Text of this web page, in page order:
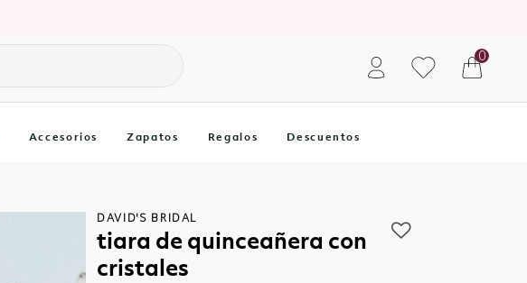
0
Accesorios Zapatos Regalos Descuentos
DAVID'S BRIDAL
tiara de quinceañera con
cristales